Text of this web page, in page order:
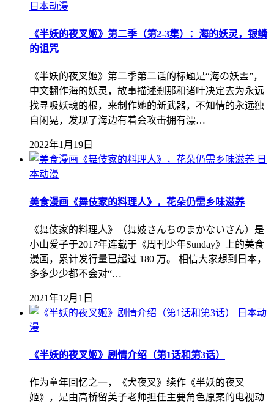
日本动漫
《半妖的夜叉姬》第二季（第2-3集）：海的妖灵，银鳞
的诅咒
《半妖的夜叉姬》第二季第二话的标题是“海の妖霊”，
中文翻作海的妖灵，故事描述剎那和诸叶决定去为永远
找寻吸妖魂的根，来制作她的新武器，不知情的永远独
自闲晃，发现了海边有着会攻击拥有漂…
2022年1月19日
日
本动漫
美食漫画《舞伎家的料理人》，花朵仍需乡味滋养
《舞伎家的料理人》（舞妓さんちのまかないさん）是
小山爱子于2017年连载于《周刊少年Sunday》上的美食
漫画，累计发行量已超过 180 万。 相信大家想到日本，
多多少少都不会对“…
2021年12月1日
日本动
漫
《半妖的夜叉姬》剧情介绍（第1话和第3话）
作为童年回忆之一，《犬夜叉》续作《半妖的夜叉
姬》，是由高桥留美子老师担任主要角色原案的电视动